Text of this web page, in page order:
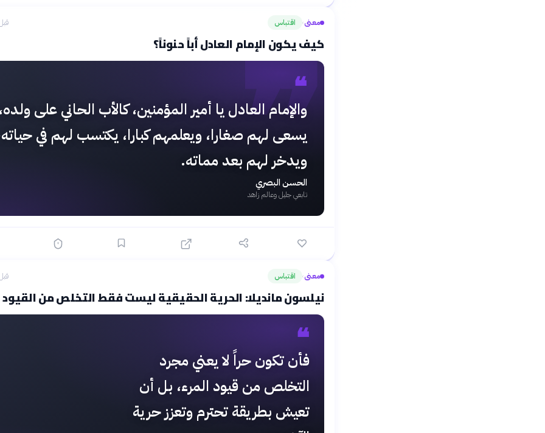
معنى› اقتباس قبل 48
كيف يكون الإمام العادل أباً حنوناً؟
❞
❝
والإمام العادل يا أمير المؤمنين، كالأب الحاني على
يسعى لهم صغارا، ويعلمهم كبارا، يكتسب لهم في
ويدخر لهم بعد مماته.
الحسن البصري
تابعي جليل وعالم زاهد
معنى› اقتباس قبل 49
نيلسون مانديلا: الحرية الحقيقية ليست فقط التخلص من القيود
❝
فأن تكون حراً لا يعني مجرد
التخلص من قيود المرء، بل أن
تعيش بطريقة تحترم وتعزز حرية